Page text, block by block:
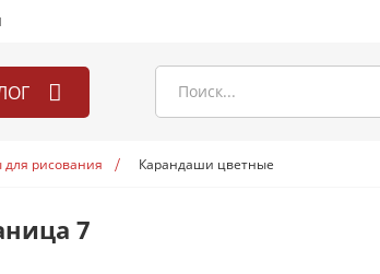
для рисования Карандаши цветные
7